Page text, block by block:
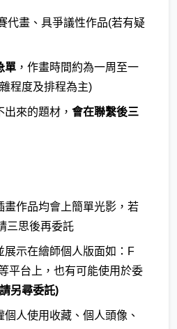
代畫、具爭議性作品(若有疑
單 ，作畫時間約為一周至一
程度及排程為主)
來的題材， 會在聯繫後三
畫作品均會上簡單光影，若
三思後再委託
展示在繪師個人版面如：F
平台上，也有可能使用於委
另尋委託)
人使用收藏、個人頭像、